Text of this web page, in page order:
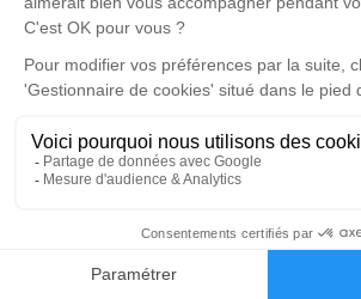
Faire-part
Un service de plantation d’arbre
disponible ici.
Je
Cérémonie
Eglise de CREMIEU
38460 Crémieu